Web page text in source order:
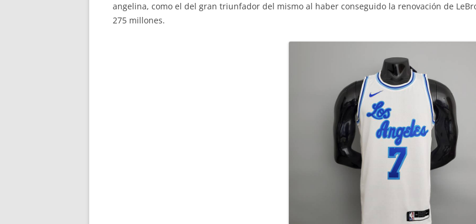
angelina, como el del gran triunfador del mismo al haber conseguido la renovación de
275 millones.